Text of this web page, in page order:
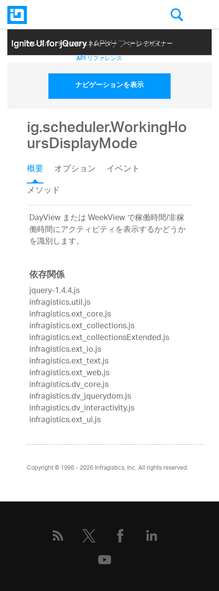
Ignite UI for jQuery| API リファレンス
サンプル テーマ ジェネレーター ページ デザイナー
ヘルプ トピック API リファレンス
ナビゲーションを表示
ig.scheduler.WorkingHo
ursDisplayMode
概要 オプション
イベント
メソッド
DayView または WeekView で稼働時間/非稼
働時間にアクティビティを表示するかどうか
を識別します。
依存関係
jquery-1.4.4.js
infragistics.util.js
infragistics.ext_core.js
infragistics.ext_collections.js
infragistics.ext_collectionsExtended.js
infragistics.ext_io.js
infragistics.ext_text.js
infragistics.ext_web.js
infragistics.dv_core.js
infragistics.dv_jquerydom.js
infragistics.dv_interactivity.js
infragistics.ext_ui.js
Copyright © 1996 - 2026Infragistics, Inc. All rights reserved.